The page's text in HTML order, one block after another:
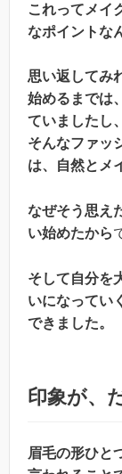
これってメイ
なポイントな
思い返してみ
始めるまでは
ていましたし
そんなファッ
は、自然とメ
なぜそう思え
い始めたから
そして自分を
いになってい
できました。
印象が、
眉毛の形ひと